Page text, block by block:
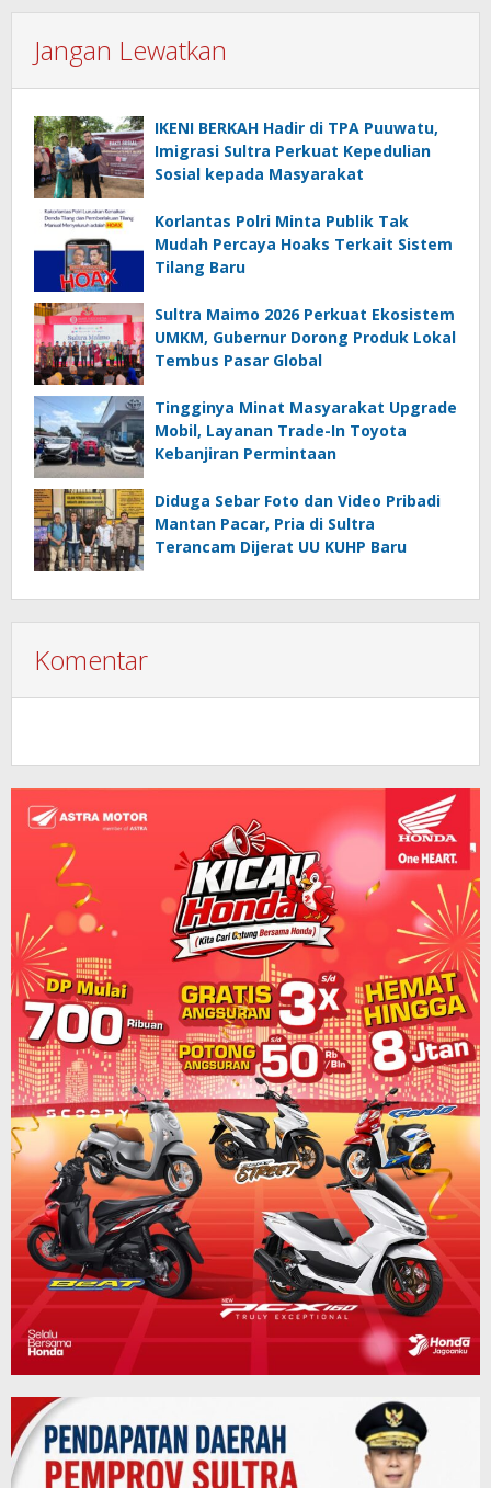
Jangan Lewatkan
IKENI BERKAH Hadir di TPA Puuwatu,
Imigrasi Sultra Perkuat Kepedulian
Sosial kepada Masyarakat
Korlantas Polri Minta Publik Tak
Mudah Percaya Hoaks Terkait Sistem
Tilang Baru
Sultra Maimo 2026 Perkuat Ekosistem
UMKM, Gubernur Dorong Produk Lokal
Tembus Pasar Global
Tingginya Minat Masyarakat Upgrade
Mobil, Layanan Trade-In Toyota
Kebanjiran Permintaan
Diduga Sebar Foto dan Video Pribadi
Mantan Pacar, Pria di Sultra
Terancam Dijerat UU KUHP Baru
Komentar